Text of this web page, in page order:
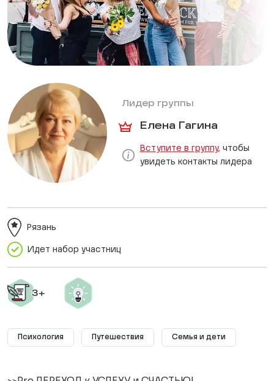
Лидер группы
Елена Гагина
Вступите в группу, чтобы
увидеть контакты лидера
Идет набор участниц
Рязань
Психология Путешествия Семья и дети